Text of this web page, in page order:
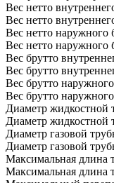
Вес нетто
Вес нетто
Вес нетто наружного
Вес нетто наружного
Вес брутто
Вес брутто
Вес брутто
Вес брутто
Диаметр жидкостной
Диаметр жидкостной
Диаметр газовой
Диаметр газовой
Максимальная длина
Максимальная длина